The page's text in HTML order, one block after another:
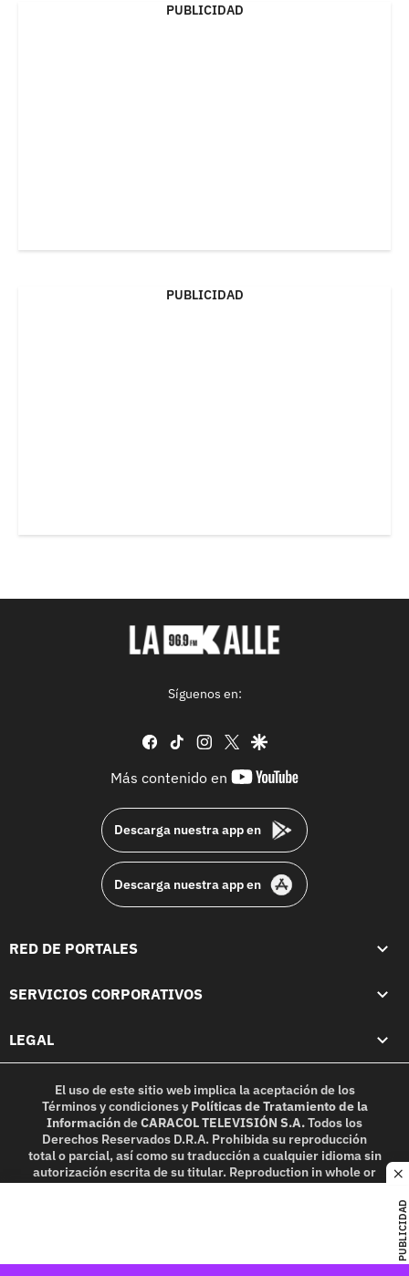
PUBLICIDAD
PUBLICIDAD
PUBLICIDAD
Síguenos en:
facebook
tiktok instagram
twittergoogle
Más contenido en
youtube-
Descarga nuestra app en
Descarga nuestra app en
RED DE PORTALES
SERVICIOS CORPORATIVOS
LEGAL
El uso de este sitio web implica la aceptación de los
Términos y condicionesy Políticas de Tratamiento de la
InformacióndeCARACOL TELEVISIÓN S.A.Todos los
Derechos Reservados D.R.A. Prohibida su reproducción
total o parcial, así como su traducción a cualquier idioma sin
autorización escrita de su titular. Reproduction in whole or